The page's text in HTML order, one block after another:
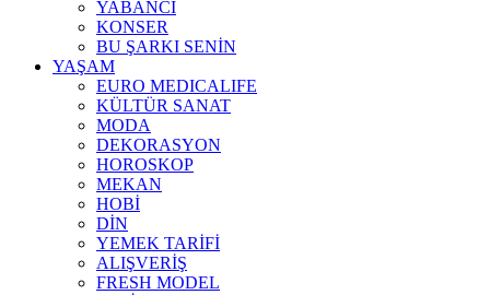
YABANCI
KONSER
BU ŞARKI SENİN
YAŞAM
EURO MEDICALIFE
KÜLTÜR SANAT
MODA
DEKORASYON
HOROSKOP
MEKAN
HOBİ
DİN
YEMEK TARİFİ
ALIŞVERİŞ
FRESH MODEL